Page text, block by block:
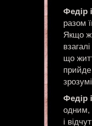
Федір
разом
Якщо ж
що
прийде
Федір
одним,
і